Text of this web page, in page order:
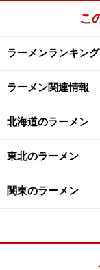
こ
ラーメンランキング
ラーメン関連情報
北海道のラーメン
東北のラーメン
関東のラーメン